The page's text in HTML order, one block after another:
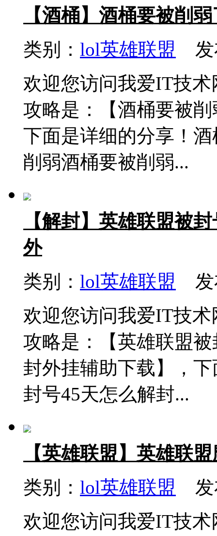
【酒桶】酒桶要被削
类别： lol英雄联盟 发
欢迎您访问我爱IT技
攻略是：【酒桶要被
下面是详细的分享！
削弱酒桶要被削弱...
【解封】英雄联盟被
外
类别： lol英雄联盟 发
欢迎您访问我爱IT技
攻略是：【英雄联盟
封外挂辅助下载】，
封号45天怎么解封...
【英雄联盟】英雄联
类别： lol英雄联盟 发
欢迎您访问我爱IT技